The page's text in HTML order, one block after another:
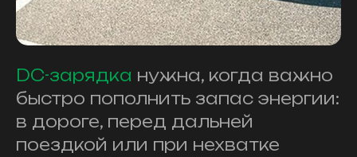
DC-зарядка нужна, когда важно
быстро пополнить запас энергии:
в дороге, перед дальней
поездкой или при нехватке